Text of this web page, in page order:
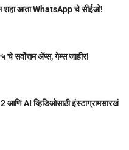
शहा आता WhatsApp चे सीईओ!
सर्वोत्तम ॲप्स, गेम्स जाहीर!
AI व्हिडिओसाठी इंस्टाग्रामसारखं